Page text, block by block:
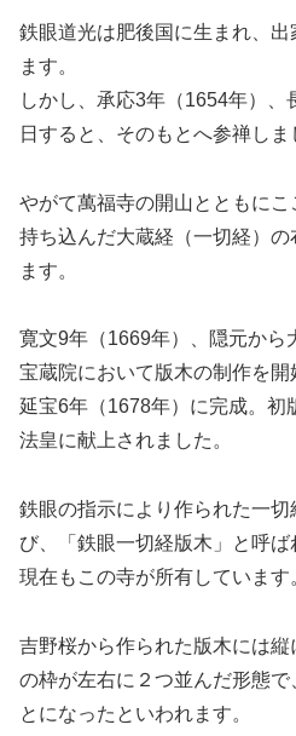
鉄眼道光は肥後国に生まれ、出
ます。
しかし、承応3年（1654年）
日すると、そのもとへ参禅しま
やがて萬福寺の開山とともに
持ち込んだ大蔵経（一切経）
ます。
寛文9年（1669年）、隠元から
宝蔵院において版木の制作を開
延宝6年（1678年）に完成。初
法皇に献上されました。
鉄眼の指示により作られた一切
び、「鉄眼一切経版木」と呼ば
現在もこの寺が所有しています
吉野桜から作られた版木には
の枠が左右に２つ並んだ形態
とになったといわれます。